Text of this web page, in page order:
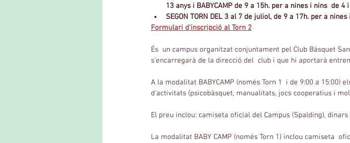
13 anys i BABYCAMP de 9 a 15h. per a nines i nins  de 4
SEGON TORN DEL 3 al 7 de juliol, de 9 a 17h. per a
Formulari d'inscripció al Torn 2
És  un campus organitzat conjuntament pel Club Bàsquet
s'encarregarà de la direcció del  club i que hi aportarà
A la modalitat BABYCAMP (només Torn 1  i de 9:00 a
d'activitats (psicobàsquet, manualitats, jocs cooperatius i
El preu inclou: camiseta oficial del Campus (Spalding),
La modalitat BABY CAMP (només Torn 1) inclou camiseta